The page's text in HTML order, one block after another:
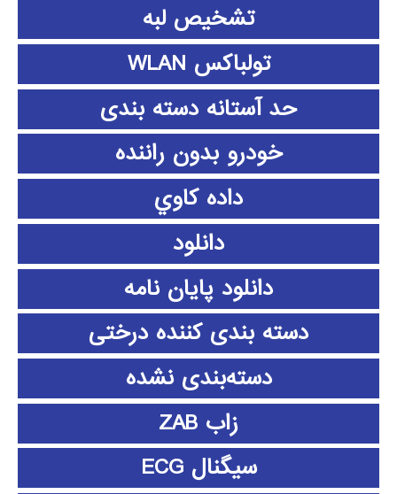
تشخیص لبه
تولباکس WLAN
حد آستانه دسته بندی
خودرو بدون راننده
داده كاوي
دانلود
دانلود پايان نامه
دسته بندی کننده درختی
دسته‌بندی نشده
زاب ZAB
سیگنال ECG